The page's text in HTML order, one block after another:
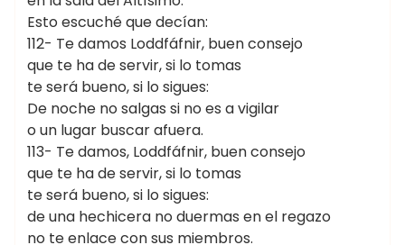
Esto escuché que decían:
112- Te damos Loddfáfnir, buen consejo
que te ha de servir, si lo tomas
te será bueno, si lo sigues:
De noche no salgas si no es a vigilar
o un lugar buscar afuera.
113- Te damos, Loddfáfnir, buen consejo
que te ha de servir, si lo tomas
te será bueno, si lo sigues:
de una hechicera no duermas en el regazo
no te enlace con sus miembros.